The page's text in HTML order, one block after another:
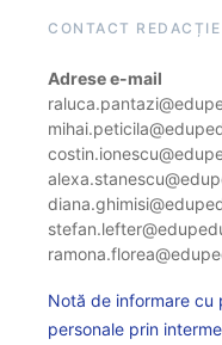
CONTACT REDACȚIE
Adrese e-mail
Notă de informare cu
personale prin